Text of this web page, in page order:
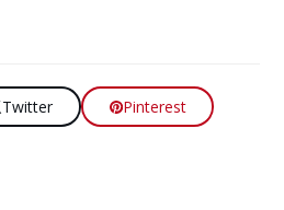
Twitter
Pinterest